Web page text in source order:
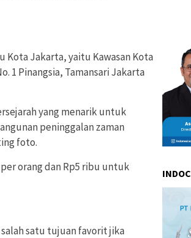
Kota Jakarta, yaitu Kawasan Kota
1 Pinangsia, Tamansari Jakarta
yang menarik untuk
peninggalan zaman
foto.
orang dan Rp5 ribu untuk
satu tujuan favorit jika